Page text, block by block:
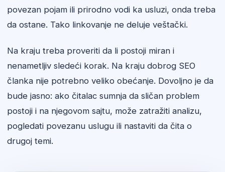
povezan pojam ili prirodno vodi ka usluzi, onda treba
da ostane. Tako linkovanje ne deluje veštački.
Na kraju treba proveriti da li postoji miran i
nenametljiv sledeći korak. Na kraju dobrog SEO
članka nije potrebno veliko obećanje. Dovoljno je da
bude jasno: ako čitalac sumnja da sličan problem
postoji i na njegovom sajtu, može zatražiti analizu,
pogledati povezanu uslugu ili nastaviti da čita o
drugoj temi.